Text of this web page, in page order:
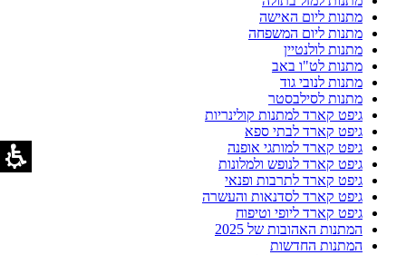
מתנות ליום האישה
מתנות ליום המשפחה
מתנות לולנטיין
מתנות לט"ו באב
מתנות לנובי גוד
מתנות לסילבסטר
גיפט קארד למתנות קולינריות
גיפט קארד לבתי ספא
גיפט קארד למותגי אופנה
גיפט קארד לנופש ולמלונות
גיפט קארד לתרבות ופנאי
גיפט קארד לסדנאות והעשרה
גיפט קארד ליופי וטיפוח
המתנות האהובות של 2025
המתנות החדשות